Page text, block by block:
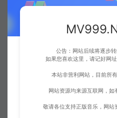
歌曲简介：
《什么都可以》是由姜帆作
首歌曲，收录于黄晓明
专辑《It’s Ming》中。
该歌曲也获得了2007年度
金曲奖。
公告：网站后续将逐步
如果您喜欢这里，请记好网
本站非营利网站，目前所
网站资源均来源互联网，如
敬请各位支持正版音乐，网站